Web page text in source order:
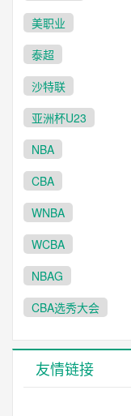
美职业
泰超
沙特联
亚洲杯U23
NBA
CBA
WNBA
WCBA
NBAG
CBA选秀大会
友情链接